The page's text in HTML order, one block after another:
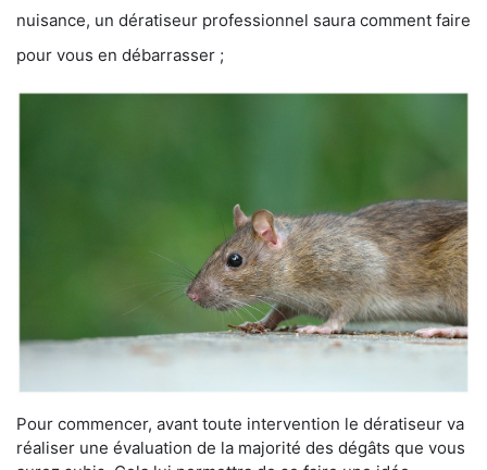
nuisance, un dératiseur professionnel saura comment faire
pour vous en débarrasser ;
Pour commencer, avant toute intervention le dératiseur va
réaliser une évaluation de la majorité des dégâts que vous